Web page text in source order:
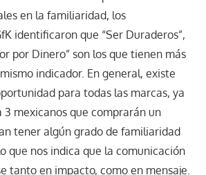
en la familiaridad, los
identificaron que “Ser Duraderos”,
por Dinero” son los que tienen más
indicador. En general, existe
para todas las marcas, ya
3 mexicanos que comprarán un
tener algún grado de familiaridad
que nos indica que la comunicación
tanto en impacto, como en mensaje.